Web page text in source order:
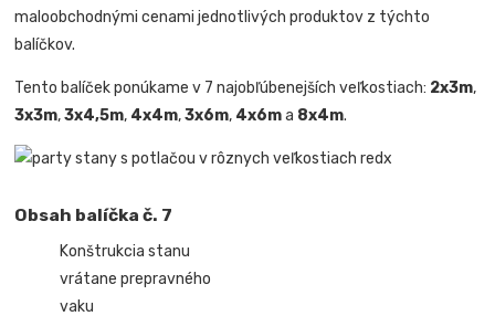
maloobchodnými cenami jednotlivých produktov z týchto
balíčkov.
Tento balíček ponúkame v 7 najobľúbenejších veľkostiach: 2x3m,
3x3m,3x4,5m, 4x4m,3x6m, 4x6ma 8x4m.
Obsah balíčka č. 7
Konštrukcia stanu
vrátane prepravného
vaku